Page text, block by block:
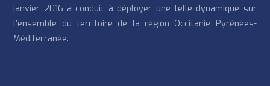
janvier 2016 a conduit à déployer une telle dynamique sur
l’ensemble du territoire de la région Occitanie Pyrénées-
Méditerranée.